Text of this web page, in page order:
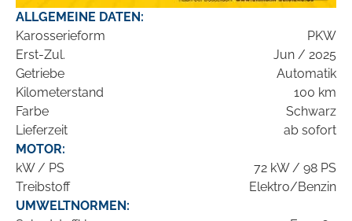
ALLGEMEINE DATEN:
Karosserieform
PKW
Erst-Zul.
Jun / 2025
Getriebe
Automatik
Kilometerstand
100 km
Farbe
Schwarz
Lieferzeit
ab sofort
MOTOR:
kW / PS
72 kW / 98 PS
Treibstoff
Elektro/Benzin
UMWELTNORMEN: